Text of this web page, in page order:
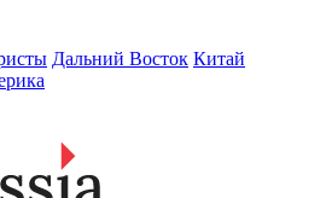
Дальний Восток Китай